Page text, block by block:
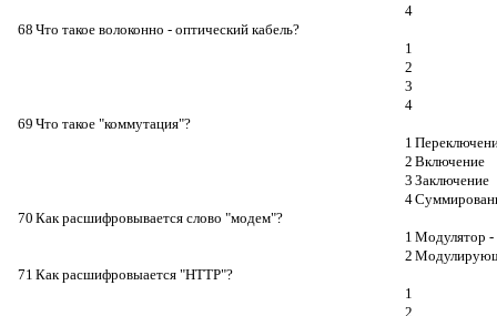
4
68 Что такое волоконно - оптический кабель?
1
2
3
4
69 Что такое "коммутация"?
1
2 Включение
3 Заключение
4
70 Как расшифровывается слово "модем"?
1 Модулятор -
2
71 Как расшифровыается "HTTP"?
1
2